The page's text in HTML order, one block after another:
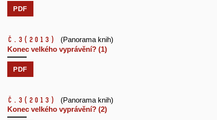
PDF
č.3 (2013)
(Panorama knih)
Konec velkého vyprávění? (1)
PDF
č.3 (2013)
(Panorama knih)
Konec velkého vyprávění? (2)